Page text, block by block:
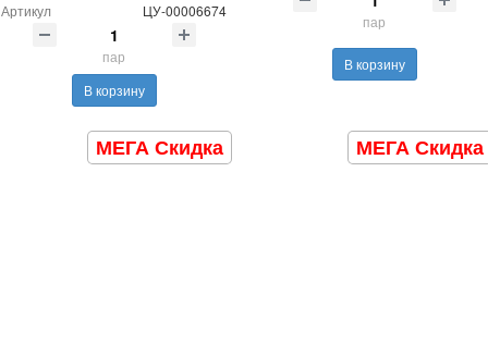
Артикул ЦУ-00006674
пар
В корзину
пар
В корзину
МЕГА Скидка МЕГА Скидка